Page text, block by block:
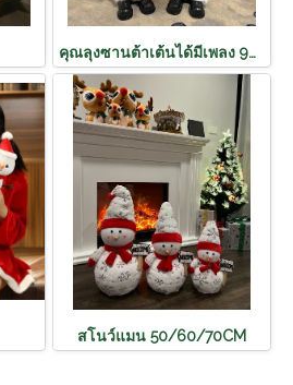
คุณลุงซานต้าเต้นได้มีเพลง 90cm
สโนว์แมน 50/60/70CM